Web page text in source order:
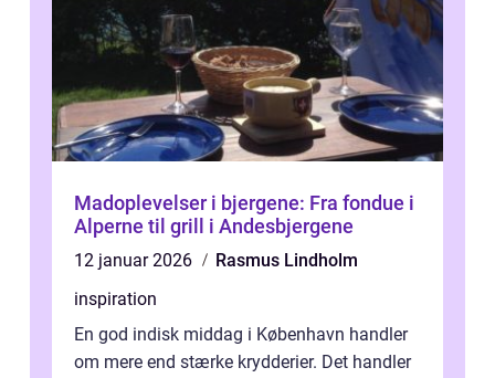
Madoplevelser i bjergene: Fra fondue i
Alperne til grill i Andesbjergene
12 januar 2026
Rasmus Lindholm
inspiration
En god indisk middag i København handler
om mere end stærke krydderier. Det handler